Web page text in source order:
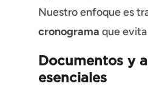
Nuestro enfoque es
cronograma que
Documentos y
esenciales